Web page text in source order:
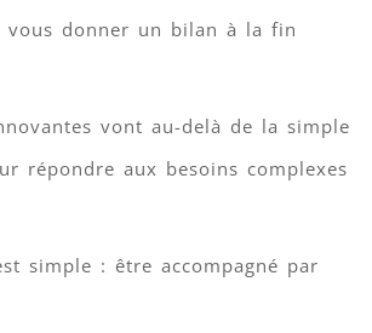
vous donner un bilan à la fin
vont au-delà de la simple
répondre aux besoins complexes
simple : être accompagné par